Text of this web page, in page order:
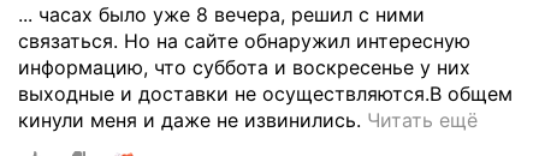
... часах было уже 8 вечера, решил с ними
связаться. Но на сайте обнаружил интересную
информацию, что суббота и воскресенье у них
выходные и доставки не осуществляются.В общем
кинули меня и даже не извинились. Читать ещёЭ